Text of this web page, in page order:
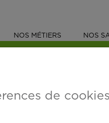
NOS MÉTIERS NOS
de cookies